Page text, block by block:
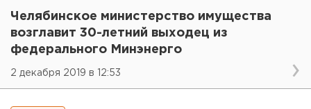
Челябинское министерство имущества
возглавит 30-летний выходец из
федерального Минэнерго
2 декабря 2019 в 12:53